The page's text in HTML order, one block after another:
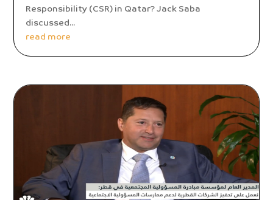
Responsibility (CSR) in Qatar? Jack Saba
discussed...
read more